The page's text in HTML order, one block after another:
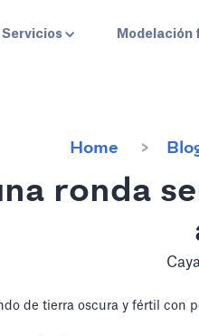
Servicios Modelación
Home
ronda
Caya